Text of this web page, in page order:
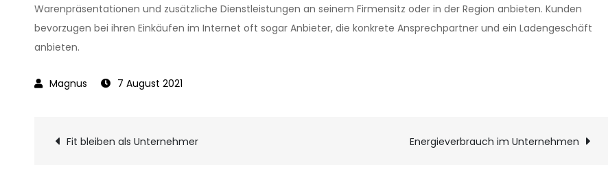
Warenpräsentationen und zusätzliche Dienstleistungen an seinem Firmensitz oder in der Region anbieten. Kunden
bevorzugen bei ihren Einkäufen im Internet oft sogar Anbieter, die konkrete Ansprechpartner und ein Ladengeschäft
anbieten.
7 August 2021
Beitragsnavigation
Fit bleiben als Unternehmer Energieverbrauch im Unternehmen